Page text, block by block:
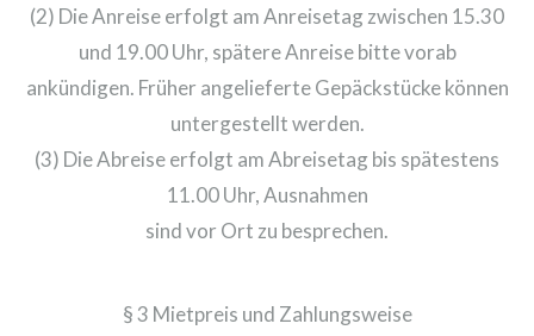
(2) Die Anreise erfolgt am Anreisetag zwischen 15.30
und 19.00 Uhr, spätere Anreise bitte vorab
ankündigen. Früher angelieferte Gepäckstücke können
untergestellt werden.
(3) Die Abreise erfolgt am Abreisetag bis spätestens
11.00 Uhr, Ausnahmen
sind vor Ort zu besprechen.
§ 3 Mietpreis und Zahlungsweise